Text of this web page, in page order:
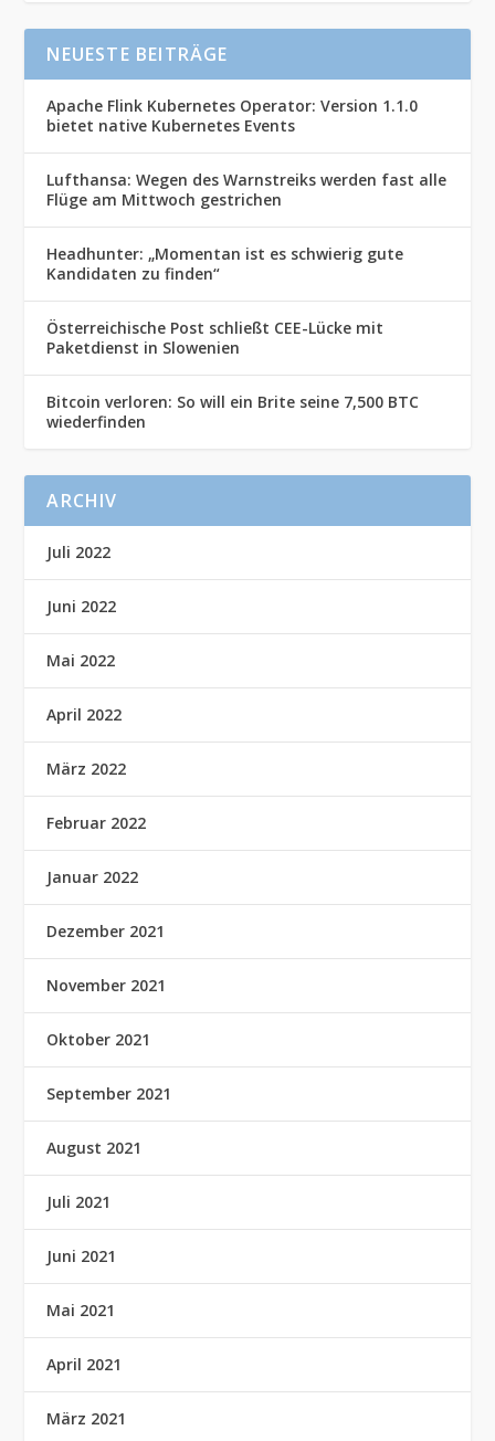
NEUESTE BEITRÄGE
Apache Flink Kubernetes Operator: Version 1.1.0
bietet native Kubernetes Events
Lufthansa: Wegen des Warnstreiks werden fast alle
Flüge am Mittwoch gestrichen
Headhunter: „Momentan ist es schwierig gute
Kandidaten zu finden“
Österreichische Post schließt CEE-Lücke mit
Paketdienst in Slowenien
Bitcoin verloren: So will ein Brite seine 7,500 BTC
wiederfinden
ARCHIV
Juli 2022
Juni 2022
Mai 2022
April 2022
März 2022
Februar 2022
Januar 2022
Dezember 2021
November 2021
Oktober 2021
September 2021
August 2021
Juli 2021
Juni 2021
Mai 2021
April 2021
März 2021